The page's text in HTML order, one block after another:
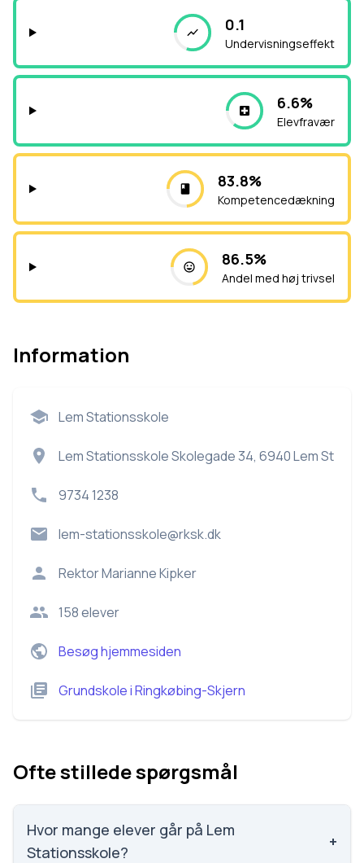
0.1
Undervisningseffekt
6.6%
Elevfravær
83.8%
Kompetencedækning
86.5%
Andel med høj trivsel
Information
Lem Stationsskole
Lem Stationsskole Skolegade 34, 6940 Lem St
9734 1238
lem-stationsskole@rksk.dk
RektorMarianne Kipker
158elever
Besøg hjemmesiden
GrundskoleiRingkøbing-Skjern
Ofte stillede spørgsmål
Hvor mange elever går på Lem
Stationsskole?
+